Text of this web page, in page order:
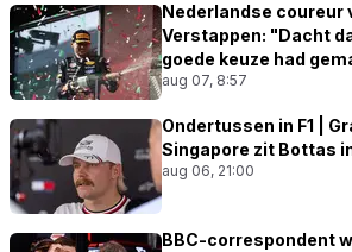
Nederlandse coureur
Verstappen: "Dacht
goede keuze had
aug 07, 8:57
Ondertussen in F1 |
Singapore zit Bottas
aug 06, 21:00
BBC-correspondent